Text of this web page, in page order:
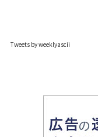
Tweets by weeklyascii